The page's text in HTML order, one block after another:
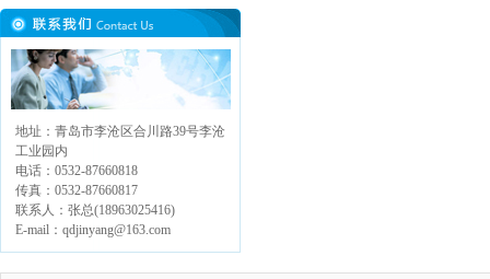
地址：青岛市李沧区合川路39号李沧
工业园内
电话：0532-87660818
传真：0532-87660817
联系人：张总(18963025416)
E-mail：qdjinyang@163.com